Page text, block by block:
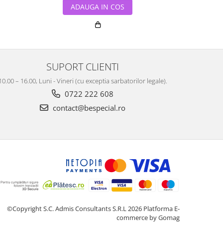
ADAUGA IN COS
SUPORT CLIENTI
– 16.00, Luni - Vineri (cu exceptia sarbatorilor legale).
0722 222 608
contact@bespecial.ro
©Copyright S.C. Admis Consultants S.R.L 2026 Platforma E-
commerce by Gomag